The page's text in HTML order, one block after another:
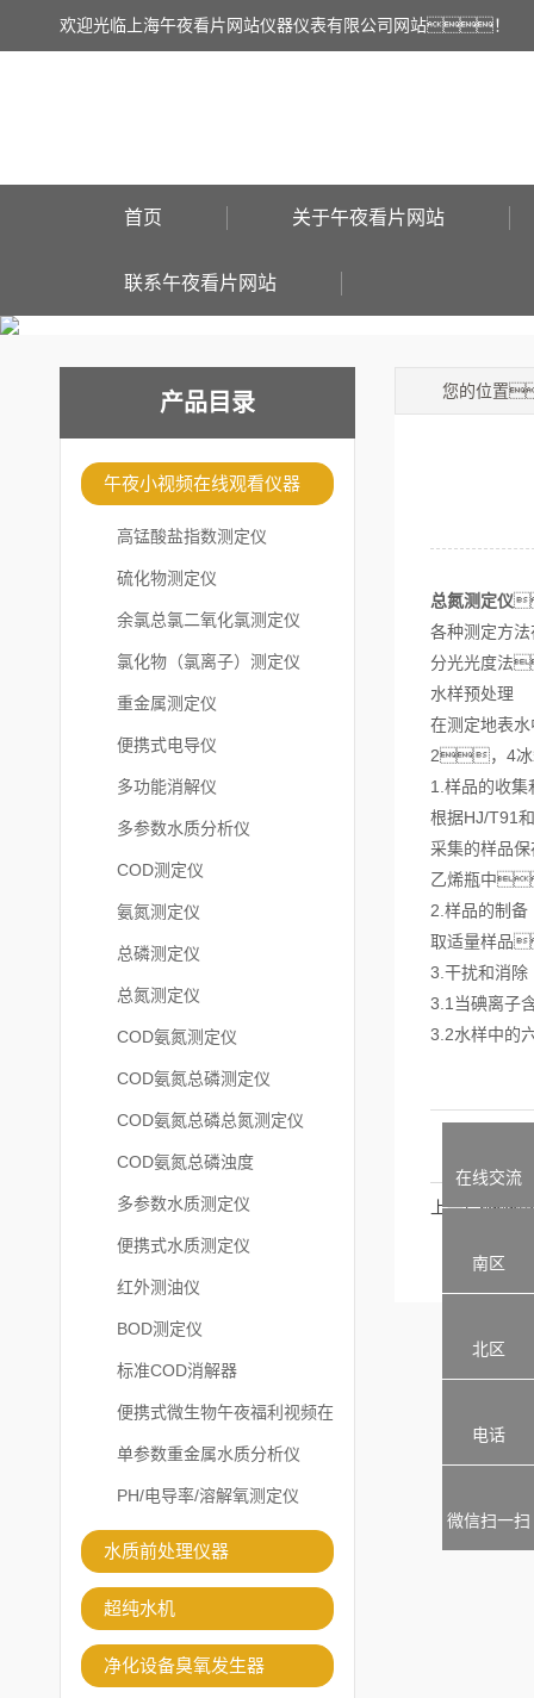
欢迎光临上海午夜看片网站仪器仪表有限公司网站！
首页 关于午夜看片网站
联系午夜看片网站
产品目录
午夜小视频在线观看仪器
高锰酸盐指数测定仪
硫化物测定仪
余氯总氯二氧化氯测定仪
氯化物（氯离子）测定仪
重金属测定仪
便携式电导仪
多功能消解仪
多参数水质分析仪
COD测定仪
氨氮测定仪
总磷测定仪
总氮测定仪
COD氨氮测定仪
COD氨氮总磷测定仪
COD氨氮总磷总氮测定仪
COD氨氮总磷浊度
多参数水质测定仪
便携式水质测定仪
红外测油仪
BOD测定仪
标准COD消解器
便携式微生物午夜福利视频在
线观看
单参数重金属水质分析仪
PH/电导率/溶解氧测定仪
水质前处理仪器
超纯水机
净化设备臭氧发生器
您的位置
总氮测定仪
各种测定方
分光光度法
水样预处理
在测定地表
2，4
1.样品的收集
根据HJ/T91
采集的样品
乙烯瓶中
2.样品的制备
取适量样品
3.干扰和消除
3.1当碘离
3.2水样中的
上一篇
在线交流
南区
北区
电话
微信扫一扫